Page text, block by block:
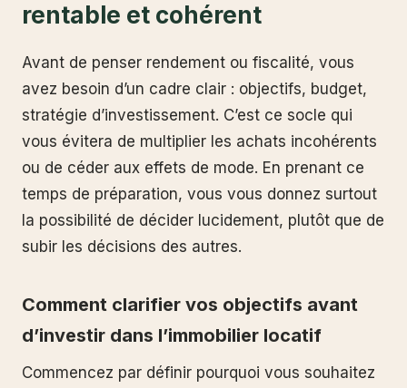
rentable et cohérent
Avant de penser rendement ou fiscalité, vous
avez besoin d’un cadre clair : objectifs, budget,
stratégie d’investissement. C’est ce socle qui
vous évitera de multiplier les achats incohérents
ou de céder aux effets de mode. En prenant ce
temps de préparation, vous vous donnez surtout
la possibilité de décider lucidement, plutôt que de
subir les décisions des autres.
Comment clarifier vos objectifs avant
d’investir dans l’immobilier locatif
Commencez par définir pourquoi vous souhaitez